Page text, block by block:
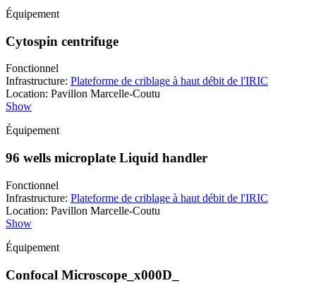
Équipement
Cytospin centrifuge
Fonctionnel
Infrastructure: Plateforme de criblage à haut débit de l'IRIC
Location: Pavillon Marcelle-Coutu
Show
Équipement
96 wells microplate Liquid handler
Fonctionnel
Infrastructure: Plateforme de criblage à haut débit de l'IRIC
Location: Pavillon Marcelle-Coutu
Show
Équipement
Confocal Microscope_x000D_